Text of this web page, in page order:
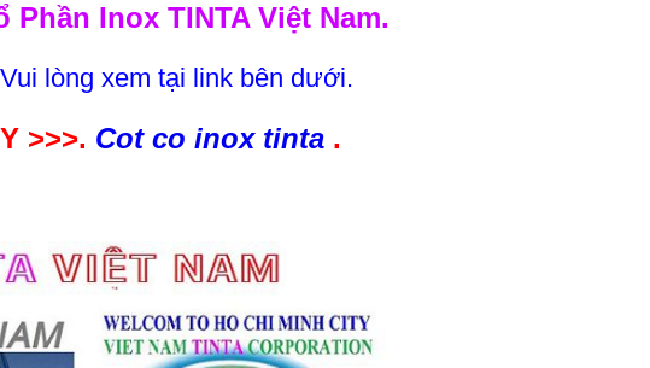
Inox TINTA Việt Nam.
lòng xem tại link bên dưới.
>>>. Cot co inox tinta.